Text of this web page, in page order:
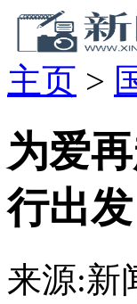
主页 >
为爱
行出发
来源:新